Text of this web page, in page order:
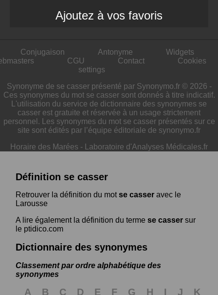
Ajoutez à vos favoris
Conjugaison Antonyme
Widgets
CGU Contact
Cookies
settings
Synonyme de se casser présenté par Synonymo.fr © 2026 -
Ces synonymes du mot se casser sont donnés à titre indicatif.
L'utilisation du service de dictionnaire des synonymes se
casser est gratuite et réservée à un usage strictement
personnel. Les synonymes du mot se casser présentés sur ce
site sont édités par l’équipe éditoriale de synonymo.fr
Horaire des Marées - Laboratoire d'Analyses Médicales.fr
Définition se casser
Retrouver la définition du motse casser avec le
Larousse
A lire également la définition du terme se casser sur
le ptidico.com
Dictionnaire des synonymes
Classement par ordre alphabétique des
synonymes
A B C D E F G H I J K